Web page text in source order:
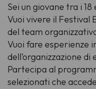
Sei un giovane tra i 18
Vuoi vivere il Festival
del team
Vuoi fare esperienze
dell’organizzazione di
Partecipa al
selezionati che